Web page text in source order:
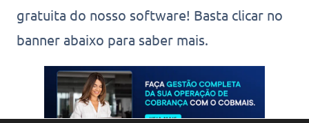
gratuita do nosso software! Basta clicar no
banner abaixo para saber mais.